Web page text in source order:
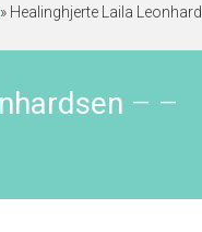
» Healinghjerte Laila
– –